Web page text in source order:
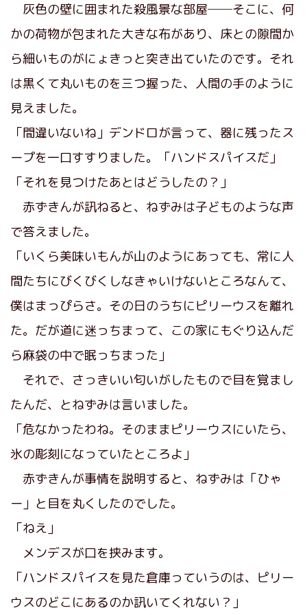
灰色の壁に囲まれた殺風景な部屋──そこに、何
かの荷物が包まれた大きな布があり、床との隙間か
ら細いものがにょきっと突き出ていたのです。それ
は黒くて丸いものを三つ握った、人間の手のように
見えました。
「間違いないね」デンドロが言って、器に残ったス
ープを一口すすりました。「ハンドスパイスだ」
「それを見つけたあとはどうしたの？」
赤ずきんが訊ねると、ねずみは子どものような声
で答えました。
「いくら美味いもんが山のようにあっても、常に人
間たちにびくびくしなきゃいけないところなんて、
僕はまっぴらさ。その日のうちにピリーウスを離れ
た。だが道に迷っちまって、この家にもぐり込んだ
ら麻袋の中で眠っちまった」
それで、さっきいい匂いがしたもので目を覚まし
たんだ、とねずみは言いました。
「危なかったわね。そのままピリーウスにいたら、
氷の彫刻になっていたところよ」
赤ずきんが事情を説明すると、ねずみは「ひゃ
ー」と目を丸くしたのでした。
「ねえ」
メンデスが口を挟みます。
「ハンドスパイスを見た倉庫っていうのは、ピリー
ウスのどこにあるのか訊いてくれない？」